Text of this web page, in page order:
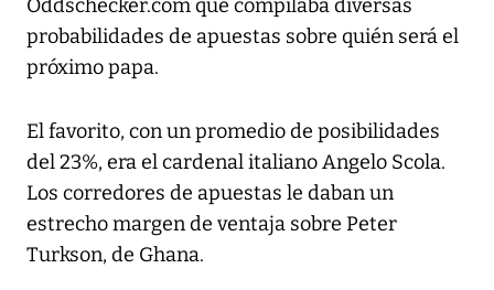
Oddschecker.com que compilaba diversas
probabilidades de apuestas sobre quién será el
próximo papa.
El favorito, con un promedio de posibilidades
del 23%, era el cardenal italiano Angelo Scola.
Los corredores de apuestas le daban un
estrecho margen de ventaja sobre Peter
Turkson, de Ghana.